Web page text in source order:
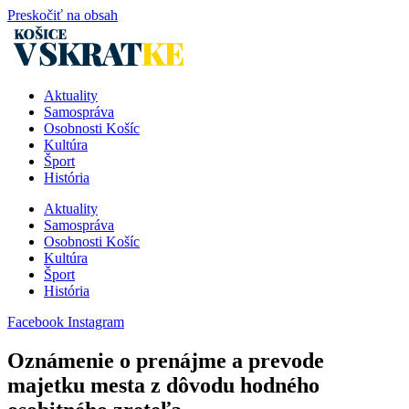
Preskočiť na obsah
Aktuality
Samospráva
Osobnosti Košíc
Kultúra
Šport
História
Aktuality
Samospráva
Osobnosti Košíc
Kultúra
Šport
História
Facebook Instagram
Oznámenie o prenájme a prevode
majetku mesta z dôvodu hodného